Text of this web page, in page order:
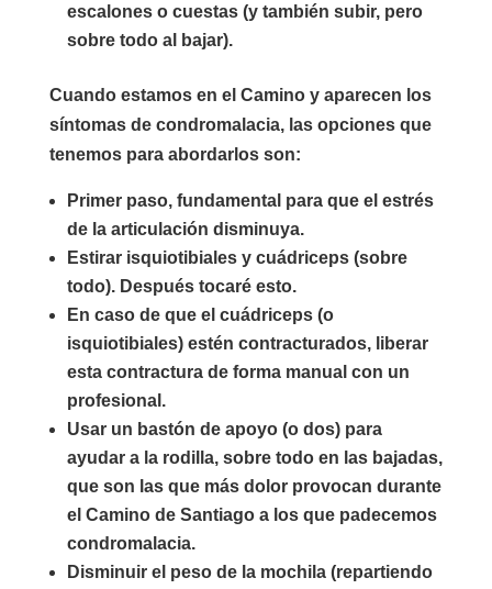
escalones o cuestas (y también subir, pero
sobre todo al bajar).
Cuando estamos en el Camino y aparecen los
síntomas de condromalacia, las opciones que
tenemos para abordarlos son:
Primer paso, fundamental para que el estrés
de la articulación disminuya.
Estirar isquiotibiales y cuádriceps (sobre
todo). Después tocaré esto.
En caso de que el cuádriceps (o
isquiotibiales) estén contracturados, liberar
esta contractura de forma manual con un
profesional.
Usar un bastón de apoyo (o dos) para
ayudar a la rodilla, sobre todo en las bajadas,
que son las que más dolor provocan durante
el Camino de Santiago a los que padecemos
condromalacia.
Disminuir el peso de la mochila (repartiendo